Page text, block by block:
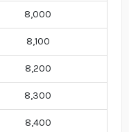
8,000
8,100
8,200
8,300
8,400